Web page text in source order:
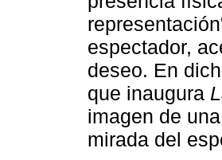
espectador,
deseo. En
que inaugura
imagen de
mirada del